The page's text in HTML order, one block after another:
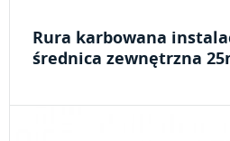
Rura karbowana
średnica zewnętrzna